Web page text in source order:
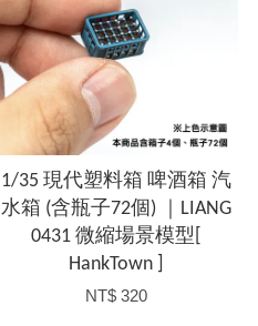
1/35 現代塑料箱 啤酒箱 汽
水箱 (含瓶子72個) ｜LIANG
0431 微縮場景模型[
HankTown ]
NT$ 320